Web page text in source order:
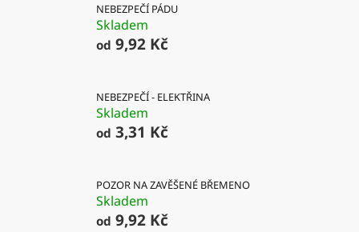
NEBEZPEČÍ PÁDU
Skladem
od 9,92 Kč
NEBEZPEČÍ - ELEKTŘINA
Skladem
od 3,31 Kč
POZOR NA ZAVĚŠENÉ BŘEMENO
Skladem
od 9,92 Kč